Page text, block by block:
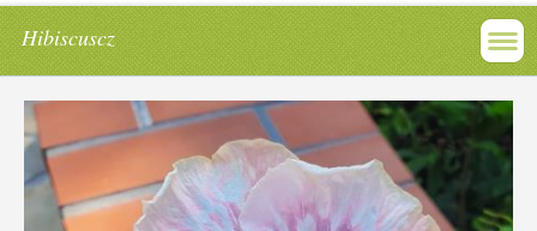
Hibiscuscz